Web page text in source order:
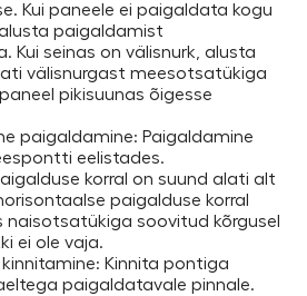
Kui paneele ei paigaldata kogu
paigaldamist
Kui seinas on välisnurk, alusta
välisnurgast meesotsatükiga
pikisuunas õigesse
paigaldamine: Paigaldamine
eelistades.
korral on suund alati alt
paigalduse korral
naisotsatükiga soovitud kõrgusel
ei ole vaja.
Kinnita pontiga
paigaldatavale pinnale.